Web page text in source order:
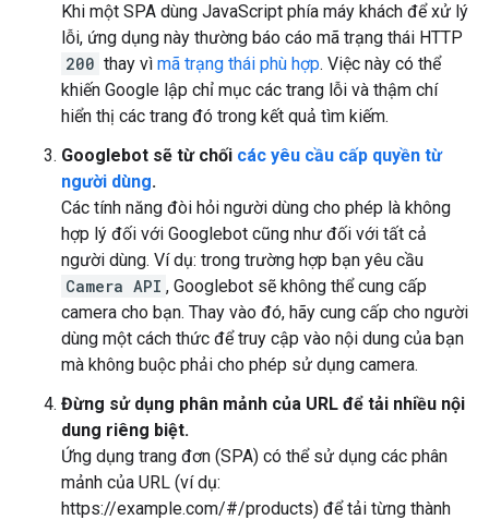
Khi một SPA dùng JavaScript phía máy khách để xử lý
lỗi, ứng dụng này thường báo cáo mã trạng thái HTTP
200 thay vì mã trạng thái phù hợp. Việc này có thể
khiến Google lập chỉ mục các trang lỗi và thậm chí
hiển thị các trang đó trong kết quả tìm kiếm.
Googlebot sẽ từ chối các yêu cầu cấp quyền từ
người dùng.
Các tính năng đòi hỏi người dùng cho phép là không
hợp lý đối với Googlebot cũng như đối với tất cả
người dùng. Ví dụ: trong trường hợp bạn yêu cầu
Camera API , Googlebot sẽ không thể cung cấp
camera cho bạn. Thay vào đó, hãy cung cấp cho người
dùng một cách thức để truy cập vào nội dung của bạn
mà không buộc phải cho phép sử dụng camera.
Đừng sử dụng phân mảnh của URL để tải nhiều nội
dung riêng biệt.
Ứng dụng trang đơn (SPA) có thể sử dụng các phân
mảnh của URL (ví dụ:
https://example.com/#/products) để tải từng thành